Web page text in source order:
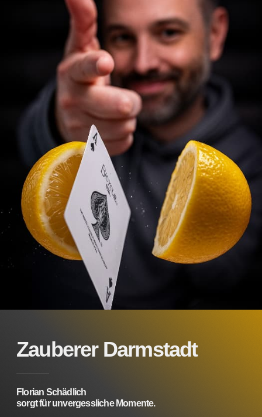
Zauberer Darmstadt
Florian Schädlich
sorgt für unvergessliche Momente.